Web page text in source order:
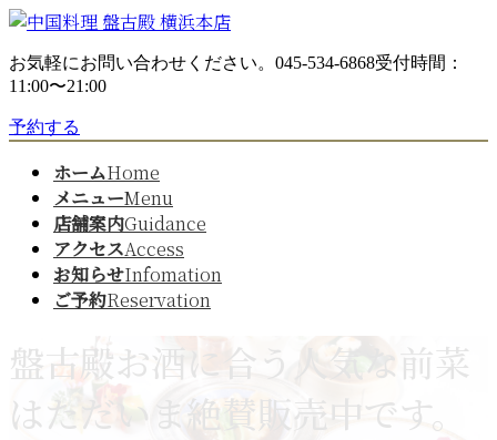
コ
テ
ン
へ
ナ
ゲ
ー
ョ
お気軽にお問い合わせください。 045-534-6868受付時間：
11:00〜21:00
予約する
ホームHome
メニューMenu
店舗案内Guidance
アクセスAccess
お知らせInfomation
ご予約Reservation
盤古殿お酒に合う人気な前菜
はただいま絶賛販売中です。